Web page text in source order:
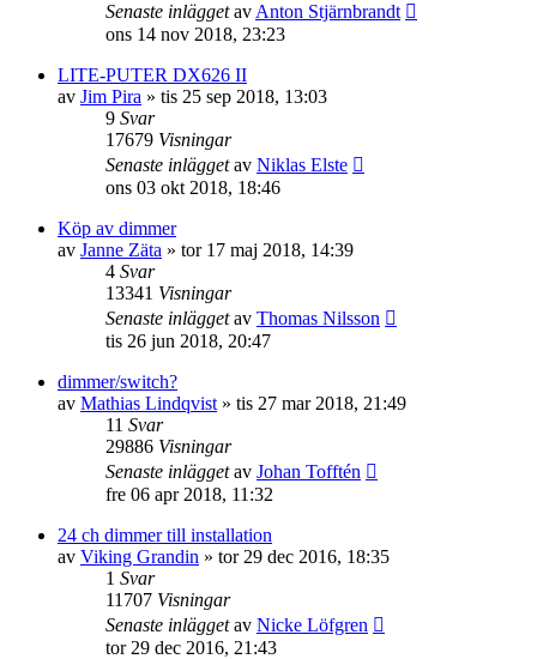
Senaste inläggetav Anton Stjärnbrandt
ons 14 nov 2018, 23:23
LITE-PUTER DX626 II
av Jim Pira » tis 25 sep 2018, 13:03
9 Svar
17679 Visningar
Senaste inläggetav Niklas Elste
ons 03 okt 2018, 18:46
Köp av dimmer
av Janne Zäta » tor 17 maj 2018, 14:39
4 Svar
13341 Visningar
Senaste inläggetav Thomas Nilsson
tis 26 jun 2018, 20:47
dimmer/switch?
av Mathias Lindqvist » tis 27 mar 2018, 21:49
11 Svar
29886 Visningar
Senaste inläggetav Johan Tofftén
fre 06 apr 2018, 11:32
24 ch dimmer till installation
av Viking Grandin » tor 29 dec 2016, 18:35
1 Svar
11707 Visningar
Senaste inläggetav Nicke Löfgren
tor 29 dec 2016, 21:43